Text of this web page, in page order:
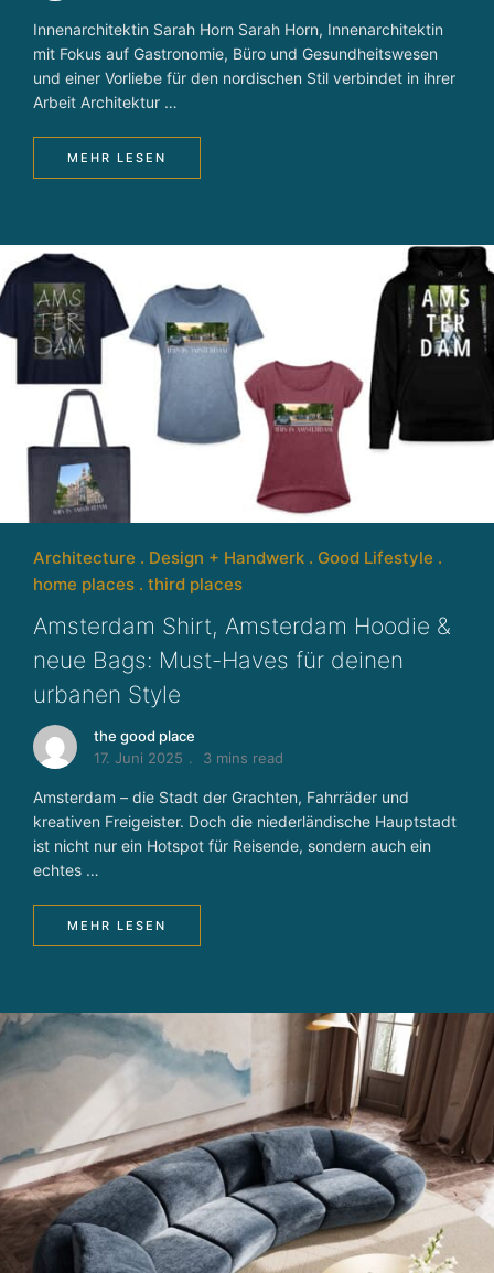
Innenarchitektin Sarah Horn Sarah Horn, Innenarchitektin
mit Fokus auf Gastronomie, Büro und Gesundheitswesen
und einer Vorliebe für den nordischen Stil verbindet in ihrer
Arbeit Architektur …
MEHR LESEN
Architecture Design + Handwerk
Good Lifestyle
home places
third places
Amsterdam Shirt, Amsterdam Hoodie &
neue Bags: Must-Haves für deinen
urbanen Style
the good place
17. Juni 2025
3 mins read
Amsterdam – die Stadt der Grachten, Fahrräder und
kreativen Freigeister. Doch die niederländische Hauptstadt
ist nicht nur ein Hotspot für Reisende, sondern auch ein
echtes …
MEHR LESEN